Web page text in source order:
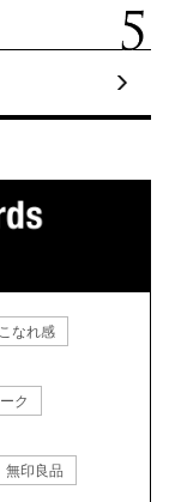
こなれ感
ク
無印良品